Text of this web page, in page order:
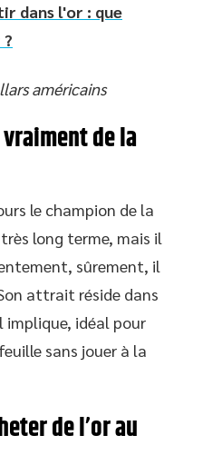
dans l'or : que
américains
de la
le champion de la
long terme, mais il
sûrement, il
attrait réside dans
implique, idéal pour
sans jouer à la
de l’or au